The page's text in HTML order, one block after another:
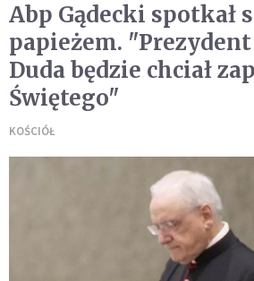
Abp Gądecki spotkał
papieżem.
Duda będzie chciał
Świętego"
KOŚCIÓŁ